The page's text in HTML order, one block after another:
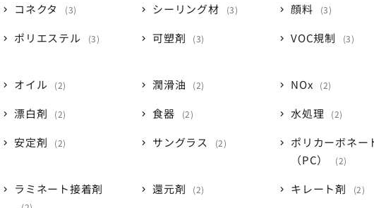
コネクタ 3 シーリング材 3 顔料 3
ポリエステル 3 可塑剤 3 VOC規制 3
オイル 2 潤滑油 2 NOx 2
漂白剤 2 食器 2 水処理 2
安定剤 2 サングラス 2
ポリカーボネー
（PC）
2
ラミネート接着剤 還元剤 2 キレート剤 2